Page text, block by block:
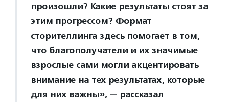
произошли? Какие результаты стоят за
этим прогрессом? Формат
сторителлинга здесь помогает в том,
что благополучатели и их значимые
взрослые сами могли акцентировать
внимание на тех результатах, которые
для них важны», — рассказал